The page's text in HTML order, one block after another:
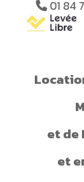
01 84
et de
et